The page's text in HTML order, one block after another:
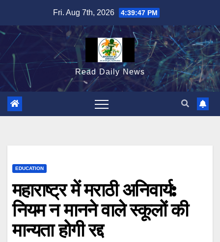
content
Fri. Aug 7th, 2026 4:39:48 PM
Read Daily News
EDUCATION
महाराष्ट्र में मराठी अनिवार्य:
नियम न मानने वाले स्कूलों की
मान्यता होगी रद्द